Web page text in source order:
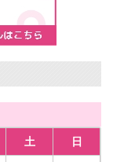
土 日